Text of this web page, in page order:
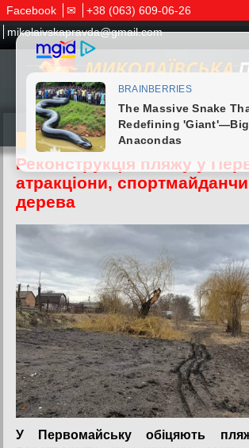
Facebook ✉
+38 (063) 609-06-26
mikolaivskapravda@gmail.com
16.03.2026
Реконструкція пляжу у
атракціони,
дерева
У Первомайську обіцяють